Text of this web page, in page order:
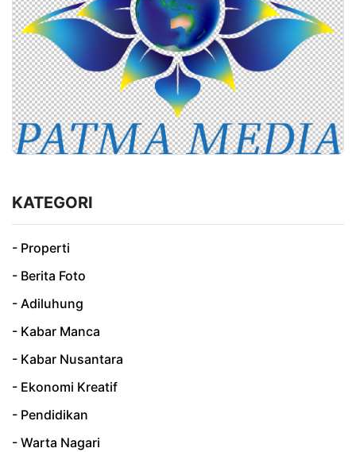
KATEGORI
- Properti
- Berita Foto
- Adiluhung
- Kabar Manca
- Kabar Nusantara
- Ekonomi Kreatif
- Pendidikan
- Warta Nagari